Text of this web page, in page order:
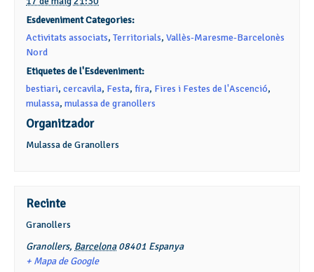
Esdeveniment Categories:
Activitats associats,Territorials,Vallès-Maresme-Barcelonès
Nord
Etiquetes de l'Esdeveniment:
bestiari,cercavila, Festa,fira, Fires i Festes de l'Ascenció,
mulassa,mulassa de granollers
Organitzador
Mulassa de Granollers
Recinte
Granollers
Granollers, Barcelona 08401 Espanya
+ Mapa de Google